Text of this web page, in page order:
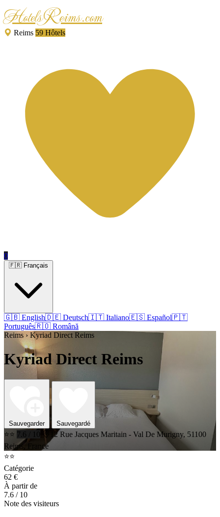
HotelsReims.com
Reims 59 Hôtels
0
🇬🇧 English🇩🇪 Deutsch🇮🇹 Italiano🇪🇸 Español🇵🇹
Português🇷🇴 Română
Reims › Kyriad Direct Reims
Kyriad Direct Reims
Sauvegarder Sauvegardé
⭐⭐ 7.6 / 10
12 Rue Jacques Maritain - Val De Murigny, 51100
Reims, France
⭐⭐
Catégorie
62 €
À partir de
7.6 / 10
Note des visiteurs